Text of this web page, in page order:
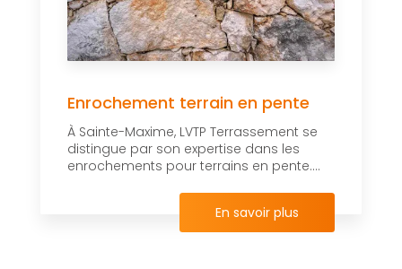
Enrochement terrain en pente
À Sainte-Maxime, LVTP Terrassement se
distingue par son expertise dans les
enrochements pour terrains en pente....
En savoir plus